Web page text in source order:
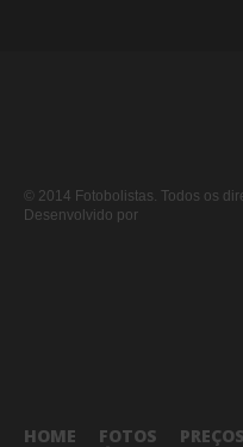
© 2014 Fotobolistas. Todos os
Desenvolvido por
HOME FOTOS PREÇOS